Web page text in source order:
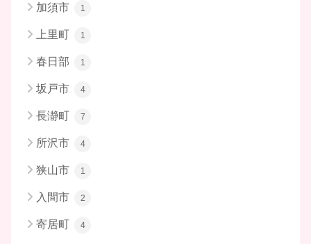
加須市 1
上里町 1
春日部 1
坂戸市 4
長瀞町 7
所沢市 4
狭山市 1
入間市 2
寄居町 4